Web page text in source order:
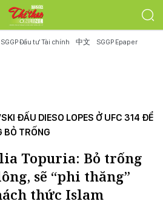
SGGP Đầu tư Tài chính 中文 SGGP Epaper
ĐẤU DIESO LOPES Ở UFC 314 ĐỂ
BỎ TRỐNG
Topuria: Bỏ trống
sẽ “phi thăng”
thức Islam